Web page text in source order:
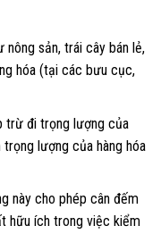
nông sản, trái cây bán lẻ,
hóa (tại các bưu cục,
trừ đi trọng lượng của
lượng của hàng hóa
này cho phép cân đếm
hữu ích trong việc kiểm